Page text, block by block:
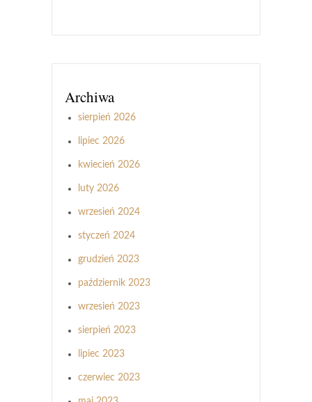
Archiwa
sierpień 2026
lipiec 2026
kwiecień 2026
luty 2026
wrzesień 2024
styczeń 2024
grudzień 2023
październik 2023
wrzesień 2023
sierpień 2023
lipiec 2023
czerwiec 2023